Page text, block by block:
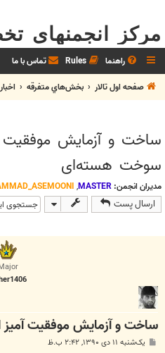
مرکز انجمنهای
راهنما Rules تماس با ما
صفحه اول تالار
بخش‌‌هاي متفرقه
ساخت و آزمایش موفقیت
سوخت هسته‌ای
مدیران انجمن: MASTER
,
ارسال پست
ساخت و آزمایش موفقیت
یک‌شنبه ۱۱ دی ۱۳۹۰, ۲:۴۲ ب.ظ